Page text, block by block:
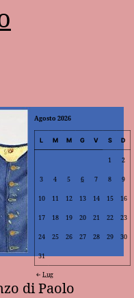
di Paolo
Agosto 2026
L M M G V S D
1 2
3 4 5 6 7 8 9
10 11 12 13 14 15 16
17 18 19 20 21 22 23
24 25 26 27 28 29 30
31
Lug